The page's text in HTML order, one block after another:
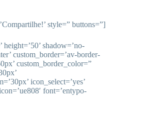
style=” buttons=”]
height=’50’ shadow=’no-
custom_border=’av-border-
custom_border_color=”
icon_select=’yes’
font=’entypo-